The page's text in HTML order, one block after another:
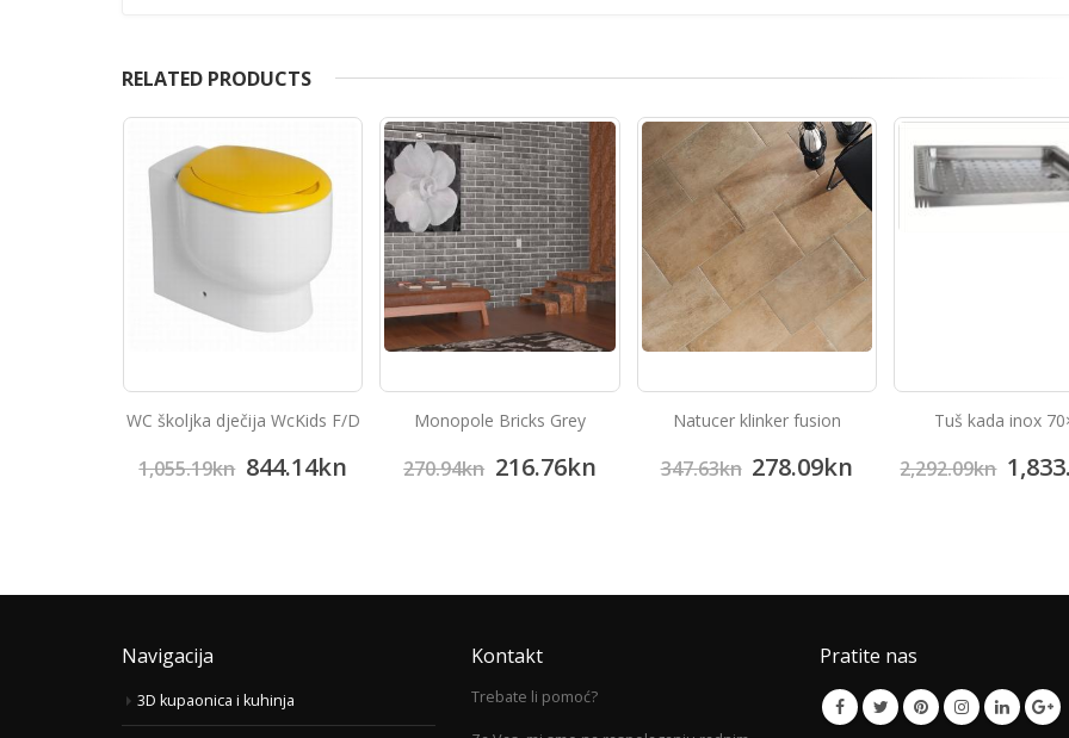
RELATED PRODUCTS
WC školjka dječija WcKids F/D
1,055.19kn 844.14kn
Monopole Bricks Grey
270.94kn 216.76kn
Natucer klinker fusion
347.63kn 278.09kn
Tuš kada inox
2,292.09kn
Navigacija
3D kupaonica i kuhinja
Kontakt
Trebate li pomoć?
Pratite nas